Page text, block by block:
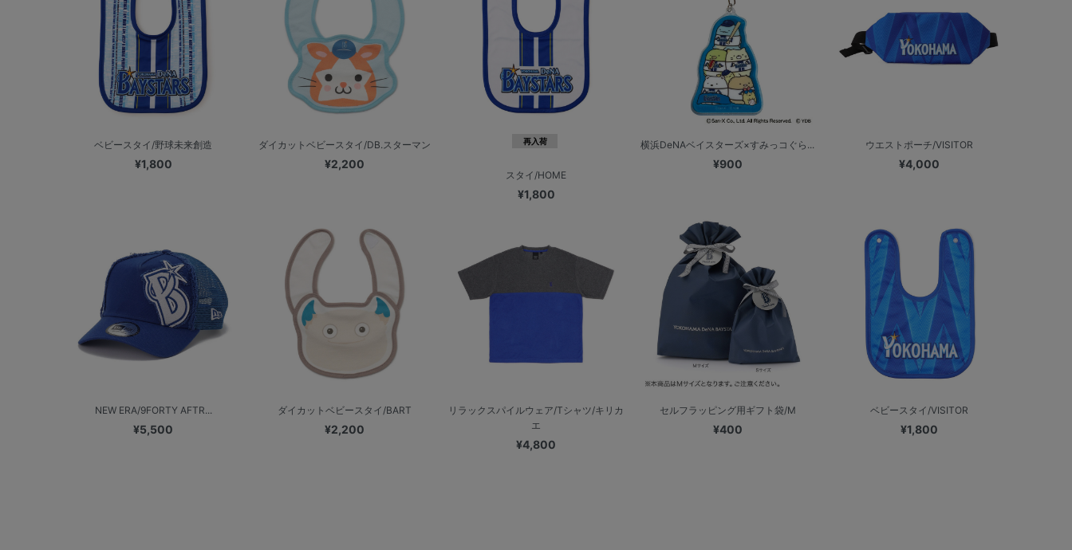
ベビースタイ/野球未来創造
¥1,800
ダイカットベビースタイ/DB.スターマン
¥2,200
再入荷
スタイ/HOME
¥1,800
横浜DeNAベイスターズ×すみっコぐら...
¥900
ウエストポーチ/VISITOR
¥4,000
NEW ERA/9FORTY AFTR...
¥5,500
ダイカットベビースタイ/BART
¥2,200
リラックスパイルウェア/Tシャツ/キリカ
エ
¥4,800
セルフラッピング用ギフト袋/M
¥400
ベビースタイ/VISITOR
¥1,800